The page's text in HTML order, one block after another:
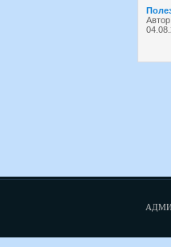
Автор: